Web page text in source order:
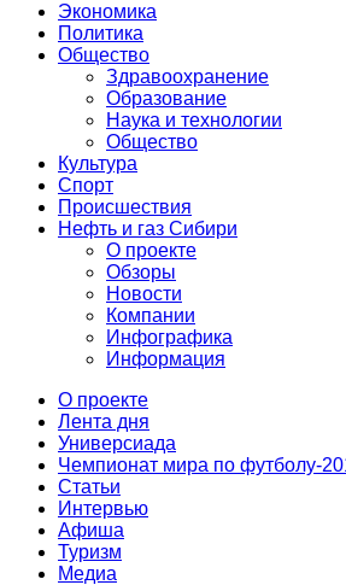
Экономика
Политика
Общество
Здравоохранение
Образование
Наука и технологии
Общество
Культура
Спорт
Происшествия
Нефть и газ Сибири
О проекте
Обзоры
Новости
Компании
Инфографика
Информация
О проекте
Лента дня
Универсиада
Чемпионат мира по футболу-
Статьи
Интервью
Афиша
Туризм
Медиа